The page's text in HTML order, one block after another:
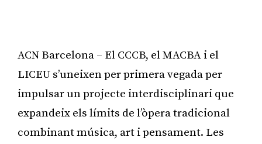
ACN Barcelona – El CCCB, el MACBA i el
LICEU s’uneixen per primera vegada per
impulsar un projecte interdisciplinari que
expandeix els límits de l’òpera tradicional
combinant música, art i pensament. Les